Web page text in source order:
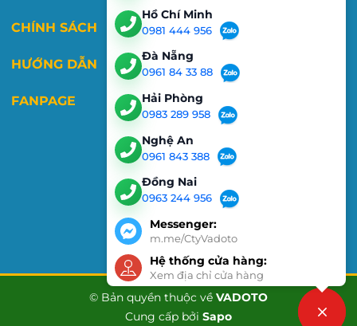
CHÍNH SÁCH
HƯỚNG DẪN
FANPAGE
© Bản quyền thuộc về VADOTO
Cung cấp bởi Sapo
Hồ Chí Minh
0981 444 956
Đà Nẵng
0961 84 33 88
Hải Phòng
0983 289 958
Nghệ An
0961 843 388
Đồng Nai
0963 244 956
Messenger:
m.me/CtyVadoto
Hệ thống cửa hàng:
Xem địa chỉ cửa hàng
Liên hệ